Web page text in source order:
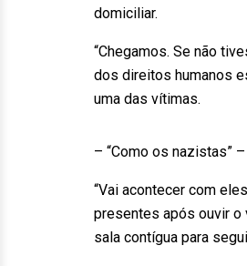
domiciliar.
“Chegamos. Se não
dos direitos humanos
uma das vítimas.
– “Como os nazistas” –
“Vai acontecer com
presentes após ouvir o
sala contígua para